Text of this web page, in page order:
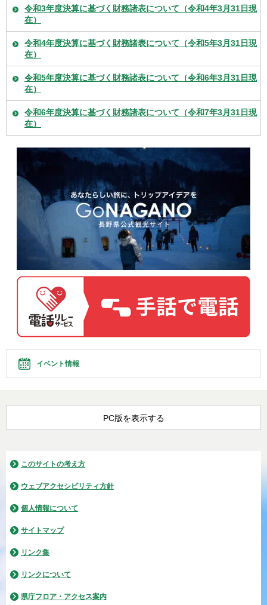
令和3年度決算に基づく財務諸表について（令和4年3月31日現
在）
令和4年度決算に基づく財務諸表について（令和5年3月31日現
在）
令和5年度決算に基づく財務諸表について（令和6年3月31日現
在）
令和6年度決算に基づく財務諸表について（令和7年3月31日現
在）
イベント情報
PC版を表示する
このサイトの考え方
ウェブアクセシビリティ方針
個人情報について
サイトマップ
リンク集
リンクについて
県庁フロア・アクセス案内